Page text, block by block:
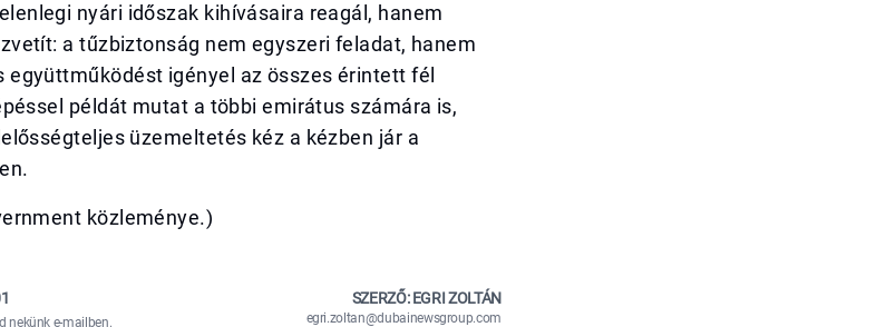
nyári időszak kihívásaira reagál, hanem
a tűzbiztonság nem egyszeri feladat, hanem
igényel az összes érintett fél
példát mutat a többi emirátus számára is,
üzemeltetés kéz a kézben jár a
közleménye.)
nekünk e-mailben.
SZERZŐ: EGRI ZOLTÁN
egri.zoltan@dubainewsgroup.com